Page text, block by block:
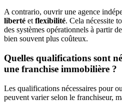
A contrario, ouvrir une agence
liberté et flexibilité. Cela nécessite
des systèmes opérationnels à partir
bien souvent plus coûteux.
Quelles qualifications sont
une franchise immobilière ?
Les qualifications nécessaires pour
peuvent varier selon le franchiseur,